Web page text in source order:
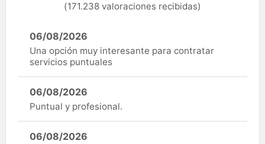
(171.238 valoraciones recibidas)
06/08/2026
Una opción muy interesante para contratar
servicios puntuales
06/08/2026
Puntual y profesional.
06/08/2026